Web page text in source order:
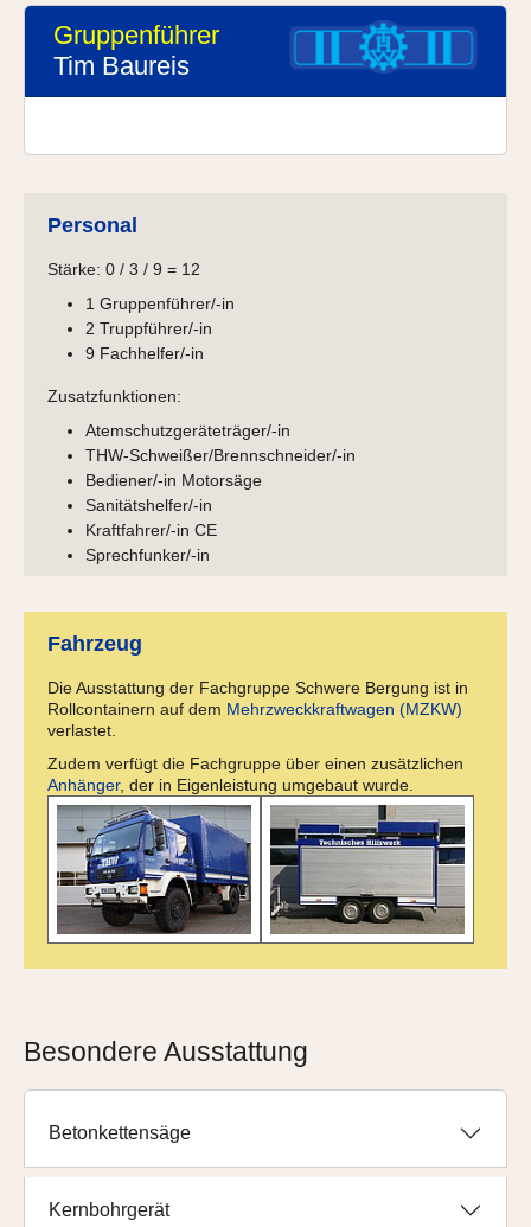
Gruppenführer
Tim Baureis
Personal
Stärke: 0 / 3 / 9 = 12
1 Gruppenführer/-in
2 Truppführer/-in
9 Fachhelfer/-in
Zusatzfunktionen:
Atemschutzgeräteträger/-in
THW-Schweißer/Brennschneider/-in
Bediener/-in Motorsäge
Sanitätshelfer/-in
Kraftfahrer/-in CE
Sprechfunker/-in
Fahrzeug
Die Ausstattung der Fachgruppe Schwere Bergung ist in
Rollcontainern auf dem Mehrzweckkraftwagen (MZKW)
verlastet.
Zudem verfügt die Fachgruppe über einen zusätzlichen
Anhänger, der in Eigenleistung umgebaut wurde.
Besondere Ausstattung
Betonkettensäge
Kernbohrgerät